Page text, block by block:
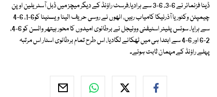
ڈینا فزنمائر نے 6-3، 6-3 سے ہرادیا،فرسٹ راؤنڈ کے دیگر میچز میں ڈبل آسٹریلین اوپن
چیمپئن وکٹوریا آذرنیکا کامیاب رہیں، انھوں نے روسی حریف الینا ویسنینا کو6-1، 6-4
سے ہرایا، سوئس پلیئر اسٹیفنی ووئیجل نے برطانوی امیدوں کا محور ہیتھر واٹسن کو 6-4،
2-6 اور 6-4 سے ابتدا ہی میں ٹھکانے لگادیا، اس طرح تمام برطانوی اسٹار اس مرتبہ
پہلے راؤنڈ کے مہمان ثابت ہوئے۔